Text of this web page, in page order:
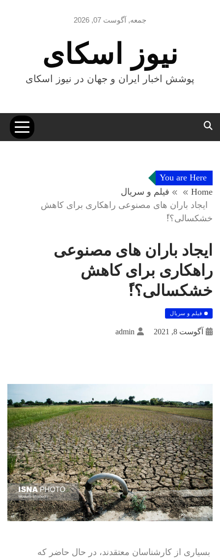
جمعه, آگوست 07, 2026
نیوز اسکای
پوشش اخبار ایران و جهان در نیوز اسکای
You are Here
Home
فیلم و سریال
ایجاد باران های مصنوعی راهکاری برای کاهش
خشکسالی؟!ً
ایجاد باران های مصنوعی
راهکاری برای کاهش
خشکسالی؟!ً
فیلم و سریال
آگوست 8, 2021 admin
بسیاری از کارشناسان معتقدند، در حال حاضر که